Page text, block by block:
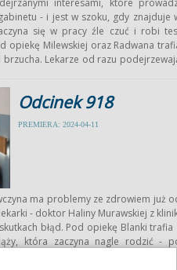
interesami, które
- i jest w szoku, gdy znajduje
się w pracy źle czuć i robi
opiekę Milewskiej oraz Radwana
Lekarze od razu
się nie tylko mąż chorej, ale także
o to, kto jest ojcem dziecka. W
Poza tym na neurologię
mózgu, która zasłabła w
nawrót nowotworu. A
ją w szpitalu, że wciąż podkochuje się
Odcinek 918
PREMIERA: 2024-04-11
ma problemy ze zdrowiem już
- doktor Haliny Murawskiej z
błąd. Pod opiekę Blanki trafia
która zaczyna nagle rodzić -